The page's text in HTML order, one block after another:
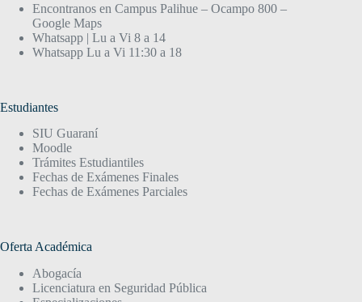
Encontranos en Campus Palihue – Ocampo 800 –
Google Maps
Whatsapp | Lu a Vi 8 a 14
Whatsapp Lu a Vi 11:30 a 18
Estudiantes
SIU Guaraní
Moodle
Trámites Estudiantiles
Fechas de Exámenes Finales
Fechas de Exámenes Parciales
Oferta Académica
Abogacía
Licenciatura en Seguridad Pública